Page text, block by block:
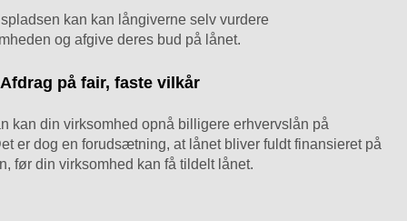
kan kan långiverne selv vurdere
og afgive deres bud på lånet.
Afdrag på fair, faste vilkår
kan din virksomhed opnå billigere erhvervslån på
er dog en forudsætning, at lånet bliver fuldt finansieret på
før din virksomhed kan få tildelt lånet.